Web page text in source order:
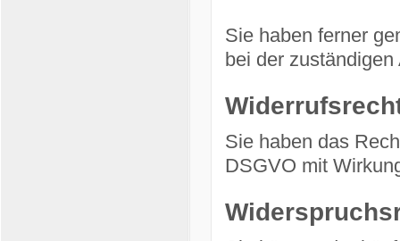
Sie haben ferner
bei der
Sie haben das
DSGVO mit